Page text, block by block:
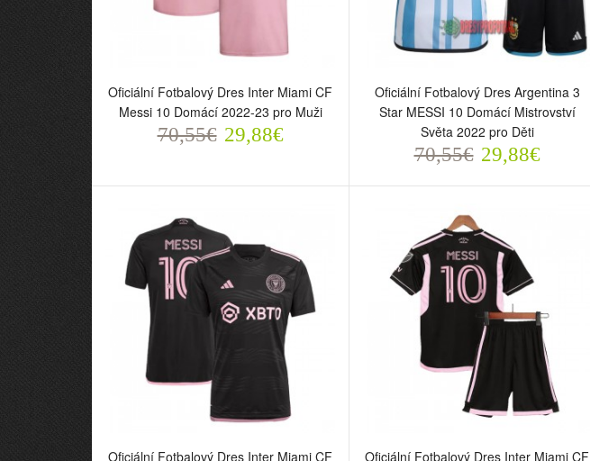
Oficiální Fotbalový Dres Inter Miami CF
Messi 10 Domácí 2022-23 pro Muži
70,55€ 29,88€
Oficiální Fotbalový Dres Argentina 3
Star MESSI 10 Domácí Mistrovství
Světa 2022 pro Děti
70,55€ 29,88€
Oficiální Fotbalový Dres Inter Miami CF
Oficiální Fotbalový Dres Inter Miami CF